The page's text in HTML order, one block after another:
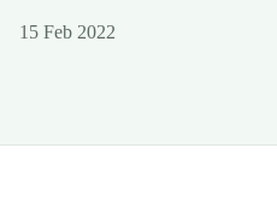
15 Feb 2022